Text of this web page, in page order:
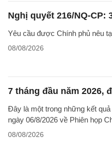
Nghị quyết 216/NQ-
Yêu cầu được Chính phủ nêu
08/08/2026
7 tháng đầu năm 2026,
Đây là một trong những kết
ngày 06/8/2026 về Phiên họp
08/08/2026